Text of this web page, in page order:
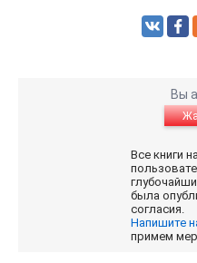
Вы
Все книги
была
согласия.
Напишите
примем